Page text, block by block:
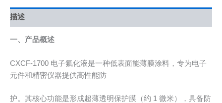
描述
一、产品概述
CXCF-1700 电子氟化液是一种低表面能薄膜涂料，专为电子
元件和精密仪器提供高性能防
护。其核心功能是形成超薄透明保护膜（约 1 微米），具备防